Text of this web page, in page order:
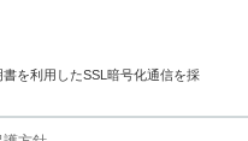
を利用したSSL暗号化通信を採